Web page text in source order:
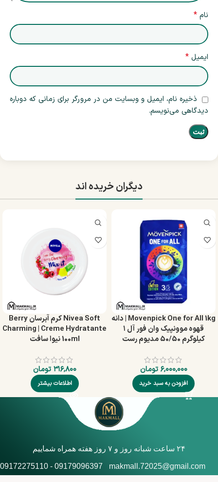
نام *
ایمیل *
ذخیره نام، ایمیل و وبسایت من در مرورگر برای زمانی که دوباره
دیدگاهی می‌نویسم.
دیگران خریده اند
Movenpick One for All 1kg | دانه
قهوه موونپیک وان فور آل ۱
کیلوگرم 50/50 مدیوم رست
۶,۰۰۰,۰۰۰ تومان
افزودن به سبد خرید
Nivea Soft کرم آبرسان Berry
Charming | Creme Hydratante
100ml نیوا سافت
۳۱۶,۸۰۰ تومان
اطلاعات بیشتر
۲۴ ساعت شبانه روز و ۷ روز هفته همراه شماییم
makmall.72025@gmail.com
09179096397 - 09172275110